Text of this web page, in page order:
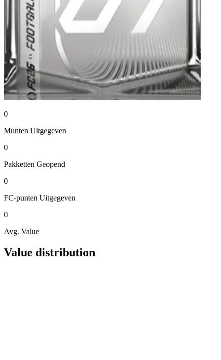
0
Munten Uitgegeven
0
Pakketten Geopend
0
FC-punten Uitgegeven
0
Avg. Value
Value distribution